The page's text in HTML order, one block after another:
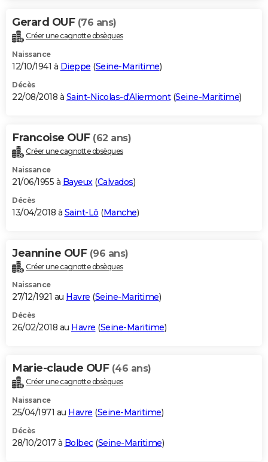
Gerard OUF (76 ans)
Créer une cagnotte obsèques
Naissance
12/10/1941 à Dieppe (Seine-Maritime)
Décès
22/08/2018 à Saint-Nicolas-d'Aliermont(Seine-Maritime)
Francoise OUF (62 ans)
Créer une cagnotte obsèques
Naissance
21/06/1955 à Bayeux (Calvados)
Décès
13/04/2018 à Saint-Lô (Manche)
Jeannine OUF (96 ans)
Créer une cagnotte obsèques
Naissance
27/12/1921 au Havre (Seine-Maritime)
Décès
26/02/2018 au Havre (Seine-Maritime)
Marie-claude OUF (46 ans)
Créer une cagnotte obsèques
Naissance
25/04/1971 au Havre (Seine-Maritime)
Décès
28/10/2017 à Bolbec(Seine-Maritime)